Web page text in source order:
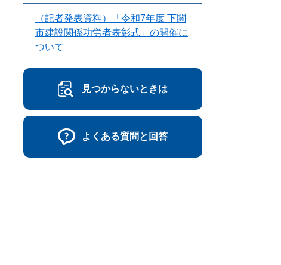
（記者発表資料）「令和7年度 下関
市建設関係功労者表彰式」の開催に
ついて
見つからないときは
よくある質問と回答